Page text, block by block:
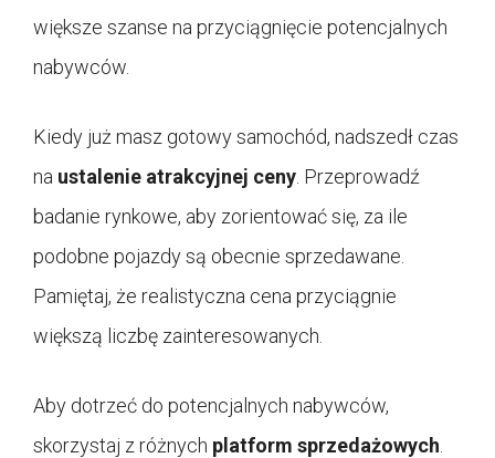
większe szanse na przyciągnięcie potencjalnych
nabywców.
Kiedy już masz gotowy samochód, nadszedł czas
na ustalenie atrakcyjnej ceny . Przeprowadź
badanie rynkowe, aby zorientować się, za ile
podobne pojazdy są obecnie sprzedawane.
Pamiętaj, że realistyczna cena przyciągnie
większą liczbę zainteresowanych.
Aby dotrzeć do potencjalnych nabywców,
skorzystaj z różnych platform sprzedażowych